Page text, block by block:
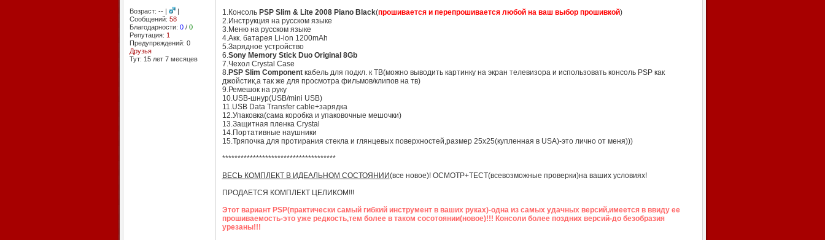
Возраст: -- |
|
Сообщений: 58
Благодарности: 0/ 0
Репутация: 1
Предупреждений: 0
Друзья
Тут: 15 лет 7 месяцев
1.Консоль PSP Slim & Lite 2008 Piano Black(прошивается и перепрошивается любой на ваш выбор прошивкой)
2.Инструкция на русском языке
3.Меню на русском языке
4.Акк. батарея Li-ion 1200mAh
5.Зарядное устройство
6.Sony Memory Stick Duo Original 8Gb
7.Чехол Crystal Case
8.PSP Slim Componentкабель для подкл. к ТВ(можно выводить картинку на экран телевизора и использовать консоль PSP как
джойстик,а так же для просмотра фильмов/клипов на тв)
9.Ремешок на руку
10.USB-шнур(USB/mini USB)
11.USB Data Transfer cable+зарядка
12.Упаковка(сама коробка и упаковочные мешочки)
13.Защитная пленка Crystal
14.Портативные наушники
15.Тряпочка для протирания стекла и глянцевых поверхностей,размер 25х25(купленная в USA)-это лично от меня)))
*************************************
ВЕСЬ КОМПЛЕКТ В ИДЕАЛЬНОМ СОСТОЯНИИ(все новое)! ОСМОТР+ТЕСТ(всевозможные проверки)на ваших условиях!
ПРОДАЕТСЯ КОМПЛЕКТ ЦЕЛИКОМ!!!
Этот вариант PSP(практически самый гибкий инструмент в ваших руках)-одна из самых удачных версий,имеется в ввиду ее
прошиваемость-это уже редкость,тем более в таком сосотоянии(новое)!!! Консоли более поздних версий-до безобразия
урезаны!!!